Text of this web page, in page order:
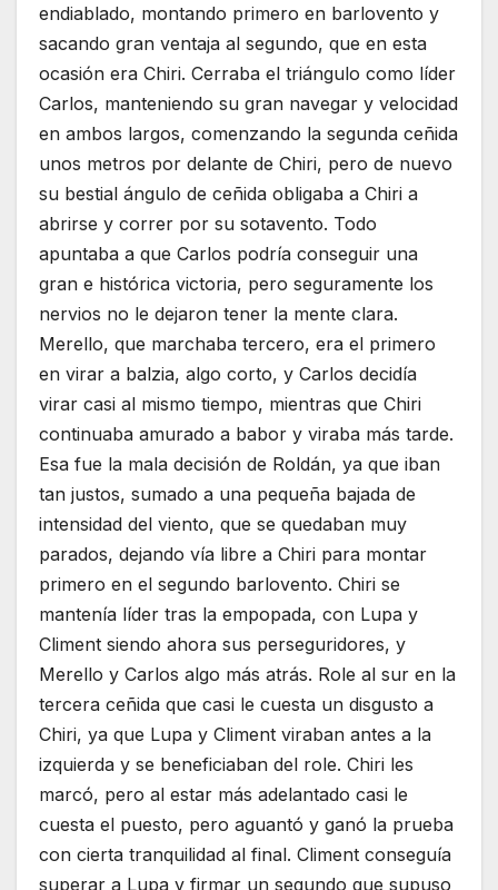
endiablado, montando primero en barlovento y
sacando gran ventaja al segundo, que en esta
ocasión era Chiri. Cerraba el triángulo como líder
Carlos, manteniendo su gran navegar y velocidad
en ambos largos, comenzando la segunda ceñida
unos metros por delante de Chiri, pero de nuevo
su bestial ángulo de ceñida obligaba a Chiri a
abrirse y correr por su sotavento. Todo
apuntaba a que Carlos podría conseguir una
gran e histórica victoria, pero seguramente los
nervios no le dejaron tener la mente clara.
Merello, que marchaba tercero, era el primero
en virar a balzia, algo corto, y Carlos decidía
virar casi al mismo tiempo, mientras que Chiri
continuaba amurado a babor y viraba más tarde.
Esa fue la mala decisión de Roldán, ya que iban
tan justos, sumado a una pequeña bajada de
intensidad del viento, que se quedaban muy
parados, dejando vía libre a Chiri para montar
primero en el segundo barlovento. Chiri se
mantenía líder tras la empopada, con Lupa y
Climent siendo ahora sus perseguridores, y
Merello y Carlos algo más atrás. Role al sur en la
tercera ceñida que casi le cuesta un disgusto a
Chiri, ya que Lupa y Climent viraban antes a la
izquierda y se beneficiaban del role. Chiri les
marcó, pero al estar más adelantado casi le
cuesta el puesto, pero aguantó y ganó la prueba
con cierta tranquilidad al final. Climent conseguía
superar a Lupa y firmar un segundo que supuso